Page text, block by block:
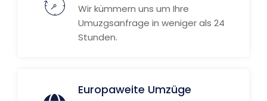
Wir kümmern uns um Ihre
Umuzgsanfrage in weniger als 24
Stunden.
Europaweite Umzüge